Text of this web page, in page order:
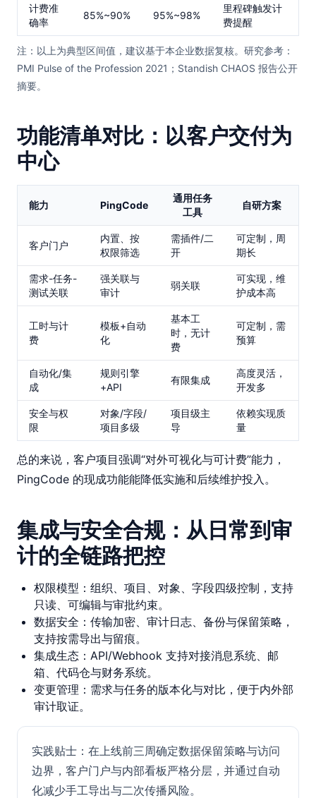
计费准
确率
85%~90% 95%~98%
里程碑触发计
费提醒
注：以上为典型区间值，建议基于本企业数据复核。研究参考：
PMI Pulse of the Profession 2021；Standish CHAOS 报告公开
摘要。
功能清单对比：以客户交付为
中心
能力 PingCode
通用任务
工具
自研方案
客户门户
内置、按
权限筛选
需插件/二
开
可定制，周
期长
需求-任务-
测试关联
强关联与
审计
弱关联
可实现，维
护成本高
工时与计
费
模板+自动
化
基本工
时，无计
费
可定制，需
预算
自动化/集
成
规则引擎
+API
有限集成
高度灵活，
开发多
安全与权
限
对象/字段/
项目多级
项目级主
导
依赖实现质
量
总的来说，客户项目强调“对外可视化与可计费”能力，
PingCode 的现成功能能降低实施和后续维护投入。
集成与安全合规：从日常到审
计的全链路把控
权限模型：组织、项目、对象、字段四级控制，支持
只读、可编辑与审批约束。
数据安全：传输加密、审计日志、备份与保留策略，
支持按需导出与留痕。
集成生态：API/Webhook 支持对接消息系统、邮
箱、代码仓与财务系统。
变更管理：需求与任务的版本化与对比，便于内外部
审计取证。
实践贴士：在上线前三周确定数据保留策略与访问
边界，客户门户与内部看板严格分层，并通过自动
化减少手工导出与二次传播风险。